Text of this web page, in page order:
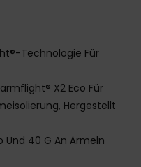
Technologie Für
X2 Eco Für
Hergestellt
Und 40 G An Ärmeln